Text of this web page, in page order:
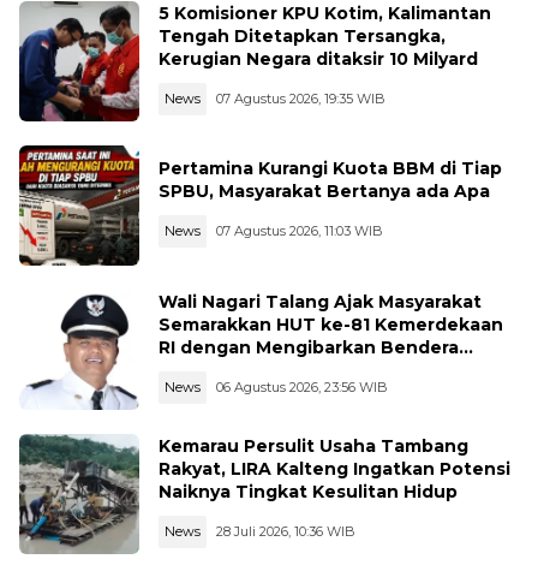
5 Komisioner KPU Kotim, Kalimantan
Tengah Ditetapkan Tersangka,
Kerugian Negara ditaksir 10 Milyard
News 07 Agustus 2026, 19:35 WIB
Pertamina Kurangi Kuota BBM di Tiap
SPBU, Masyarakat Bertanya ada Apa
News 07 Agustus 2026, 11:03 WIB
Wali Nagari Talang Ajak Masyarakat
Semarakkan HUT ke-81 Kemerdekaan
RI dengan Mengibarkan Bendera
News 06 Agustus 2026, 23:56 WIB
Kemarau Persulit Usaha Tambang
Rakyat, LIRA Kalteng Ingatkan Potensi
Naiknya Tingkat Kesulitan Hidup
News 28 Juli 2026, 10:36 WIB